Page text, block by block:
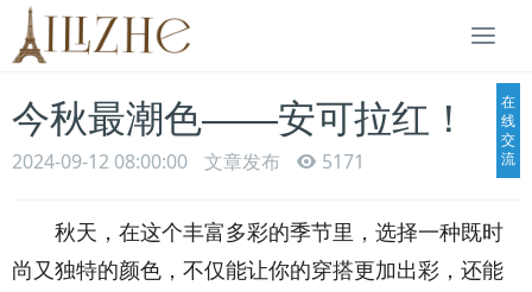
今秋最潮色——安可拉红！
2024-09-12 08:00:00 文章发布 5171
秋天，在这个丰富多彩的季节里，选择一种既时
尚又独特的颜色，不仅能让你的穿搭更加出彩，还能
在
线
交
流